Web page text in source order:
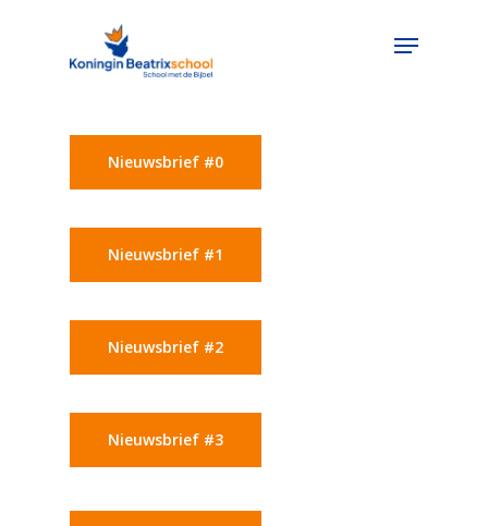
Menu
Nieuwsbrief #0
Nieuwsbrief #1
Nieuwsbrief #2
Nieuwsbrief #3